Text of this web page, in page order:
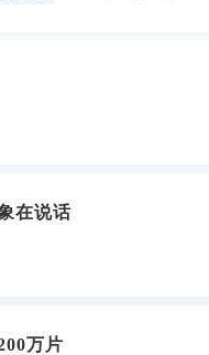
在说话
万片